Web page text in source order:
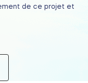
de ce projet et